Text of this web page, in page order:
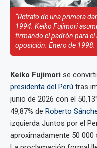
“Retrato de una primera
1994. Keiko Fujimori
firmando el padrón para
oposición. Enero de 1998.
Keiko Fujimori se
presidenta del Perú tras
junio de 2026 con el
49,87% de Roberto
izquierda Juntos por el
aproximadamente 50